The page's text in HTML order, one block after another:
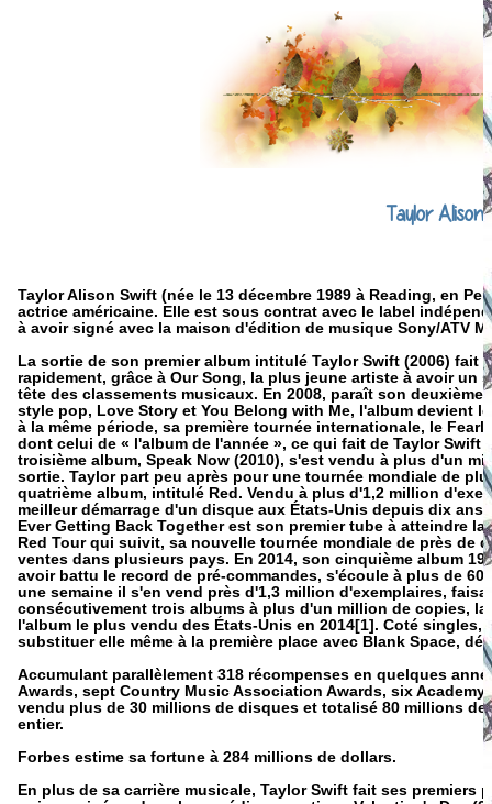
Taylor Alison
Taylor Alison Swift (née le 13 décembre 1989 à Reading, en
actrice américaine. Elle est sous contrat avec le label
à avoir signé avec la maison d'édition de musique Sony/ATV
La sortie de son premier album intitulé Taylor Swift (2006) fait
rapidement, grâce à Our Song, la plus jeune artiste à avoir
tête des classements musicaux. En 2008, paraît son
style pop, Love Story et You Belong with Me, l'album devient
à la même période, sa première tournée internationale, le
dont celui de « l'album de l'année », ce qui fait de Taylor
troisième album, Speak Now (2010), s'est vendu à plus d'un
sortie. Taylor part peu après pour une tournée mondiale de
quatrième album, intitulé Red. Vendu à plus d'1,2 million
meilleur démarrage d'un disque aux États-Unis depuis dix
Ever Getting Back Together est son premier tube à atteindre
Red Tour qui suivit, sa nouvelle tournée mondiale de près de
ventes dans plusieurs pays. En 2014, son cinquième album
avoir battu le record de pré-commandes, s'écoule à plus de
une semaine il s'en vend près d'1,3 million d'exemplaires,
consécutivement trois albums à plus d'un million de copies,
l'album le plus vendu des États-Unis en 2014[1]. Coté
substituer elle même à la première place avec Blank Space,
Accumulant parallèlement 318 récompenses en quelques
Awards, sept Country Music Association Awards, six
vendu plus de 30 millions de disques et totalisé 80 millions
entier.
Forbes estime sa fortune à 284 millions de dollars.
En plus de sa carrière musicale, Taylor Swift fait ses premiers